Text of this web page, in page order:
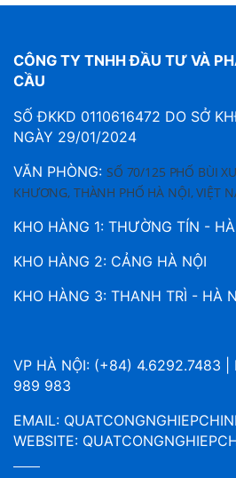
CÔNG TY TNHH ĐẦU TƯ VÀ
CẦU
SỐ ĐKKD 0110616472 DO SỞ
NGÀY 29/01/2024
VĂN PHÒNG: SỐ 70/125 PHỐ BÙI
KHƯƠNG, THÀNH PHỐ HÀ NỘI, VIỆT
KHO HÀNG 1: THƯỜNG TÍN -
KHO HÀNG 2: CẢNG HÀ NỘI
KHO HÀNG 3: THANH TRÌ - HÀ
VP HÀ NỘI: (+84) 4.6292.7483 |
989 983
EMAIL:
WEBSITE: